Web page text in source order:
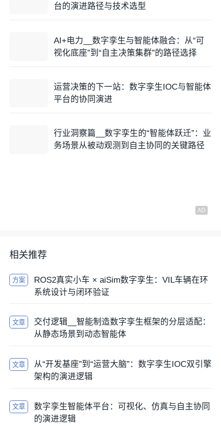
台的演进路径与技术选型
AI+电力__数字孪生与智能体融合：从“可
视化底座”到“自主决策集群”的路径选择
运营决策的下一站：数字孪生IOC与智能体
平台的协同演进
行业洞察篇__数字孪生的“智能体跃迁”：业
务场景从被动观测到自主协同的关键路径
相关推荐
方案
ROS2真实小车 × aiSim数字孪生：VIL车辆在环
系统设计与闭环验证
文章
交付逻辑__智能制造数字孪生框架的分层适配：
从静态场景到动态智能体
文章
从“开发基座”到“运营大脑”：数字孪生IOC双引擎
架构的演进逻辑
文章
数字孪生智能体平台：可视化、仿真与自主协同
的演进逻辑